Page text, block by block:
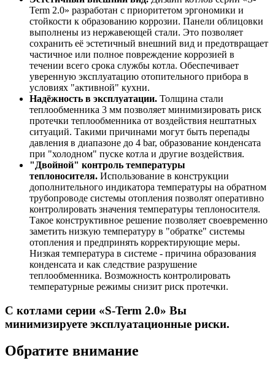
Term 2.0» разработан с приоритетом эргономики и
стойкости к образованию коррозии. Панели облицовки
выполнены из нержавеющей стали. Это позволяет
сохранить её эстетичный внешний вид и предотвращает
частичное или полное повреждение коррозией в
течении всего срока службы котла. Обеспечивает
уверенную эксплуатацию отопительного прибора в
условиях "активной" кухни.
Надёжность в эксплуатации. Толщина стали
теплообменника 3 мм позволяет минимизировать риск
протечки теплообменника от воздействия нештатных
ситуаций. Такими причинами могут быть перепады
давления в диапазоне до 4 bar, образование конденсата
при "холодном" пуске котла и другие воздействия.
"Двойной" контроль температуры
теплоносителя. Использование в конструкции
дополнительного индикатора температуры на обратном
трубопроводе системы отопления позволят оперативно
контролировать значения температуры теплоносителя.
Такое конструктивное решение позволяет своевременно
заметить низкую температуру в "обратке" системы
отопления и предпринять корректирующие меры.
Низкая температура в системе - причина образования
конденсата и как следствие разрушение
теплообменника. Возможность контролировать
температурные режимы снизит риск протечки.
С котлами серии «S-Term 2.0» Вы
минимизируете эксплуатационные риски.
Обратите внимание